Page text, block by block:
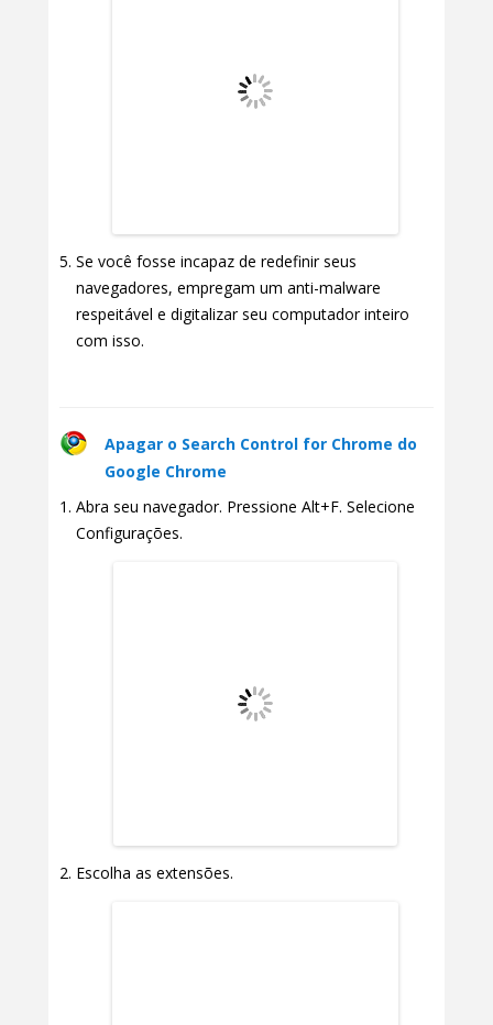
Se você fosse incapaz de redefinir seus
navegadores, empregam um anti-malware
respeitável e digitalizar seu computador inteiro
com isso.
Apagar o Search Control for Chrome do
Google Chrome
Abra seu navegador. Pressione Alt+F. Selecione
Configurações.
Escolha as extensões.